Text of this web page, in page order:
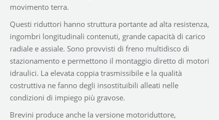
movimento terra.
Questi riduttori hanno struttura portante ad alta resistenza,
ingombri longitudinali contenuti, grande capacità di carico
radiale e assiale. Sono provvisti di freno multidisco di
stazionamento e permettono il montaggio diretto di motori
idraulici. La elevata coppia trasmissibile e la qualità
costruttiva ne fanno degli insostituibili alleati nelle
condizioni di impiego più gravose.
Brevini produce anche la versione motoriduttore,